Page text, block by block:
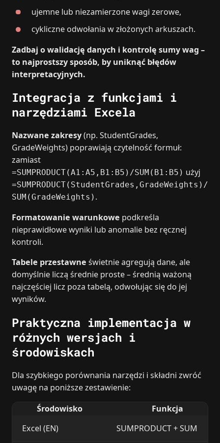
ujemne lub niezamierzone wagi zerowe,
cykliczne odwołania w złożonych arkuszach.
Zadbaj o walidację danych i kontrolę sumy wag –
to najprostszy sposób, by uniknąć błędów
interpretacyjnych.
Integracja z funkcjami i
narzędziami Excela
Nazwane zakresy(np. StudentGrades,
GradeWeights) poprawiają czytelność formuł:
zamiast
=SUMPRODUCT(A1:A5,B1:B5)/SUM(B1:B5) użyj
=SUMPRODUCT(StudentGrades,GradeWeights)/
SUM(GradeWeights) .
Formatowanie warunkowe podkreśla
nieprawidłowe wyniki lub anomalie bez ręcznej
kontroli.
Tabele przestawne świetnie agregują dane, ale
domyślnie liczą średnie proste – średnią ważoną
najczęściej licz poza tabelą, odwołując się do jej
wyników.
Praktyczna implementacja w
różnych wersjach i
środowiskach
Dla szybkiego porównania narzędzi i składni zwróć
uwagę na poniższe zestawienie:
Środowisko
Funkcja
Excel (EN)
SUMPRODUCT + SUM